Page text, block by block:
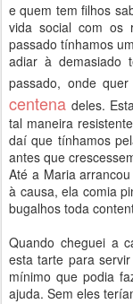
e quem tem filhos
vida social com os
passado tínhamos
adiar à demasiado
passado, onde
centenadeles.
tal maneira
daí que tínhamos
antes que
Até a Maria
à causa, ela comia
bugalhos toda
Quando cheguei a
esta tarte para
mínimo que podia
ajuda. Sem eles